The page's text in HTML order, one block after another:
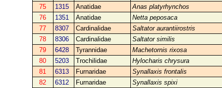
75
1315 Anatidae
Anas platyrhynchos
76
1351 Anatidae
Netta peposaca
77
8307 Cardinalidae
Saltator aurantiirostris
78
8306 Cardinalidae
Saltator similis
79
6428 Tyrannidae
Machetornis rixosa
80
5203 Trochilidae
Hylocharis chrysura
81
6313 Furnaridae
Synallaxis frontalis
82
6312 Furnaridae
Synallaxis spixi